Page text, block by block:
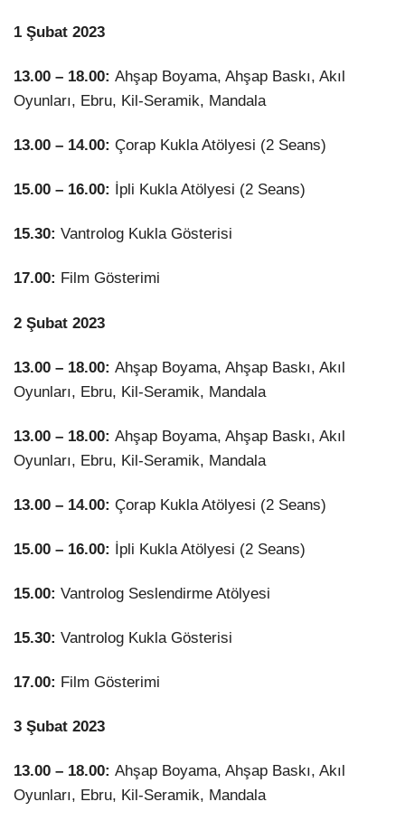
1 Şubat 2023
13.00 – 18.00: Ahşap Boyama, Ahşap Baskı, Akıl
Oyunları, Ebru, Kil-Seramik, Mandala
13.00 – 14.00: Çorap Kukla Atölyesi (2 Seans)
15.00 – 16.00: İpli Kukla Atölyesi (2 Seans)
15.30: Vantrolog Kukla Gösterisi
17.00: Film Gösterimi
2 Şubat 2023
13.00 – 18.00: Ahşap Boyama, Ahşap Baskı, Akıl
Oyunları, Ebru, Kil-Seramik, Mandala
13.00 – 18.00: Ahşap Boyama, Ahşap Baskı, Akıl
Oyunları, Ebru, Kil-Seramik, Mandala
13.00 – 14.00: Çorap Kukla Atölyesi (2 Seans)
15.00 – 16.00: İpli Kukla Atölyesi (2 Seans)
15.00: Vantrolog Seslendirme Atölyesi
15.30: Vantrolog Kukla Gösterisi
17.00: Film Gösterimi
3 Şubat 2023
13.00 – 18.00: Ahşap Boyama, Ahşap Baskı, Akıl
Oyunları, Ebru, Kil-Seramik, Mandala